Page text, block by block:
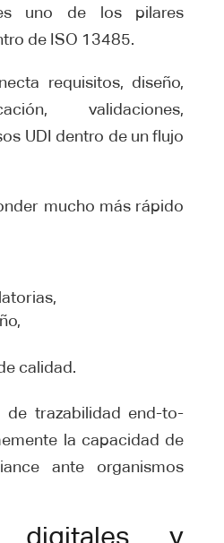
uno de los pilares
de ISO 13485.
requisitos, diseño,
validaciones,
UDI dentro de un flujo
mucho más rápido
calidad.
de trazabilidad end-to-
la capacidad de
ante organismos
digitales y